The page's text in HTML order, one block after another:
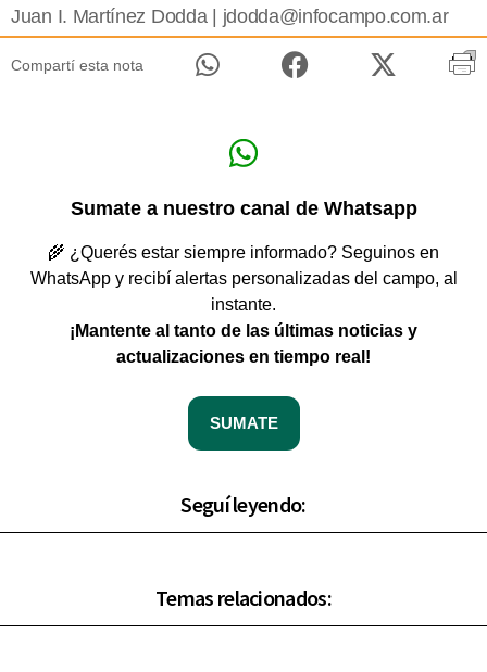
Juan I. Martínez Dodda | jdodda@infocampo.com.ar
Compartí esta nota
Sumate a nuestro canal de Whatsapp
🌾 ¿Querés estar siempre informado? Seguinos en
WhatsApp y recibí alertas personalizadas del campo, al
instante.
¡Mantente al tanto de las últimas noticias y
actualizaciones en tiempo real!
SUMATE
Seguí leyendo:
Temas relacionados: